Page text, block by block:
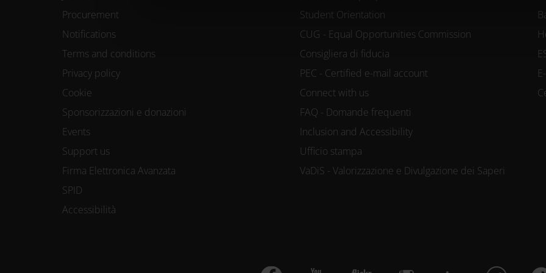
di caratteristiche specifiche (impronte digitali).
Approfondisci come vengono elaborati i tuoi dati personali
sezione dettagli. Puoi modificare o
Utilizziamo i cookie per personalizzare contenuti ed
funzionalità dei social media e per analizzare il nostro
Condividiamo inoltre informazioni sul modo in cui utilizzi il
Procurement
Notifications
Terms and conditions
Privacy policy
Cookie
Sponsorizzazioni e donazioni
Events
Support us
Firma Elettronica Avanzata
SPID
Accessibilità
Student Orientation
CUG - Equal Opportunities Commission
Consigliera di fiducia
PEC - Certified e-mail account
Connect with us
FAQ - Domande frequenti
Inclusion and Accessibility
Ufficio stampa
VaDiS - Valorizzazione e Divulgazione dei Saperi